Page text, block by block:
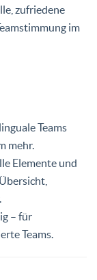
zufriedene
im
Teams
mehr.
Elemente und
– für
Teams.